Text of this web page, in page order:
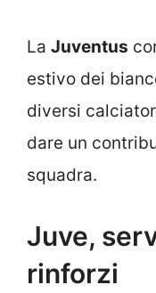
La Juventus
estivo dei
diversi
dare un
squadra.
Juve,
rinforzi